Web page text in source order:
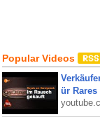
Popular Videos
ür Rares